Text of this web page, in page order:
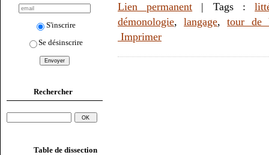
S'inscrire
Se désinscrire
Rechercher
Table de dissection
Lien permanent | Tags :
démonologie,langage,tour de
Imprimer